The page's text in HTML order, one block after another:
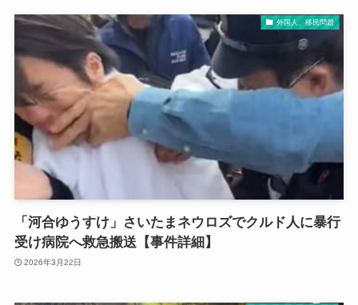
外国人、移民問題
「河合ゆうすけ」さいたまネウロズでクルド人に暴行
受け病院へ救急搬送【事件詳細】
2026年3月22日